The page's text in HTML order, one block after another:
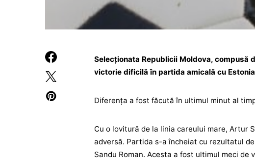
Selecționata Republicii Moldova, compusă
victorie dificilă în partida amicală cu
Diferența a fost făcută în ultimul minut al
Cu o lovitură de la linia careului mare, Artur
adversă. Partida s-a încheiat cu rezultatul
Sandu Roman. Acesta a fost ultimul meci